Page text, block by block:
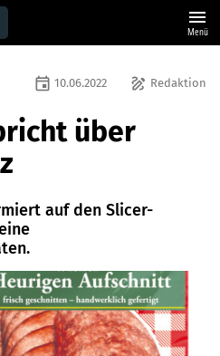
menu
Menü
draw Redaktion
event 10.06.2022
über
auf den Slicer-